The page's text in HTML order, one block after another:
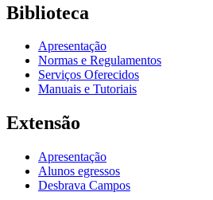
Biblioteca
Apresentação
Normas e Regulamentos
Serviços Oferecidos
Manuais e Tutoriais
Extensão
Apresentação
Alunos egressos
Desbrava Campos